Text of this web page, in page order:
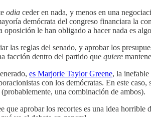
odia ceder en nada, y menos en una
demócrata del congreso financiara la
le han obligado a hacer nada es
las reglas del senado, y aprobar los
facción dentro del partido que quiere
es Marjorie Taylor Greene, la inefable
con los demócratas. En este
una combinación de ambos).
que aprobar los recortes es una idea